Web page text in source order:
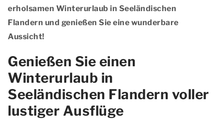
erholsamen Winterurlaub in Seeländischen
Flandern und genießen Sie eine wunderbare
Aussicht!
Genießen Sie einen
Winterurlaub in
Seeländischen Flandern voller
lustiger Ausflüge